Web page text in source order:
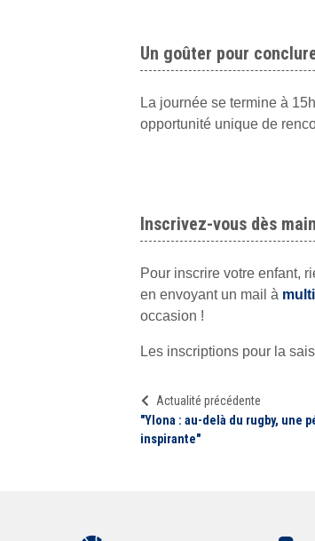
Un goûter pour
La journée se termine à
opportunité unique de
Inscrivez-vous dès
Pour inscrire votre enfant,
en envoyant un mail à
occasion !
Les inscriptions pour la
Actualité précédente
"Ylona : au-delà du rugby, une
inspirante"